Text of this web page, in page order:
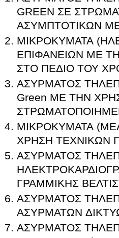
GREEN ΣΕ
ΑΣΥΜΠΤΟΤΙΚΩΝ
ΜΙΚΡΟΚΥΜΑΤΑ
ΕΠΙΦΑΝΕΙΩΝ ΜΕ
ΣΤΟ ΠΕΔΙΟ ΤΟΥ
ΑΣΥΡΜΑΤΟΣ
Green ΜΕ ΤΗΝ
ΜΙΚΡΟΚΥΜΑΤΑ
ΧΡΗΣΗ ΤΕΧΝΙΚΩΝ
ΑΣΥΡΜΑΤΟΣ
ΓΡΑΜΜΙΚΗΣ
ΑΣΥΡΜΑΤΟΣ
ΑΣΥΡΜΑΤΩΝ
ΑΣΥΡΜΑΤΟΣ